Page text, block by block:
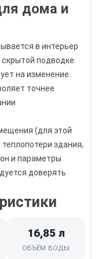
дома и
в интерьер
подводке.
на изменение
точнее
(для этой
здания,
и параметры
доверять
16,85 л
ОБЪЁМ ВОДЫ